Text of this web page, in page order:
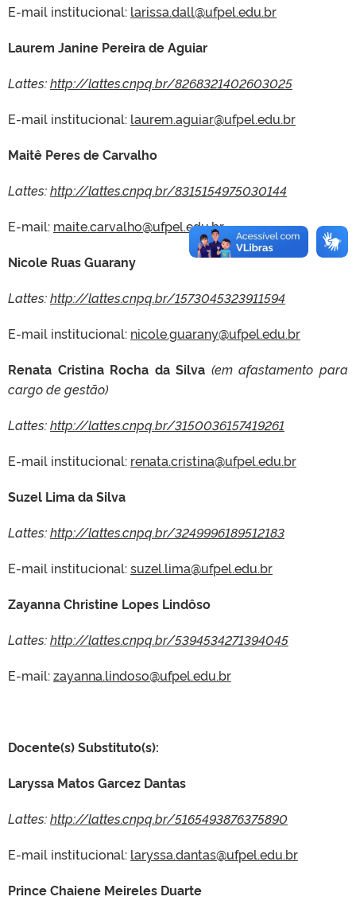
E-mail institucional: larissa.dall@ufpel.edu.br
Laurem Janine Pereira de Aguiar
Lattes:http://lattes.cnpq.br/8268321402603025
E-mail institucional: laurem.aguiar@ufpel.edu.br
Maitê Peres de Carvalho
Lattes:http://lattes.cnpq.br/8315154975030144
E-mail: maite.carvalho@ufpel.edu.br
Nicole Ruas Guarany
Lattes:http://lattes.cnpq.br/1573045323911594
E-mail institucional: nicole.guarany@ufpel.edu.br
Renata Cristina Rocha da Silva (em afastamento para
cargo de gestão)
Lattes:http://lattes.cnpq.br/3150036157419261
E-mail institucional: renata.cristina@ufpel.edu.br
Suzel Lima da Silva
Lattes:http://lattes.cnpq.br/3249996189512183
E-mail institucional:suzel.lima@ufpel.edu.br
Zayanna Christine Lopes Lindôso
Lattes:http://lattes.cnpq.br/5394534271394045
E-mail:zayanna.lindoso@ufpel.edu.br
Docente(s) Substituto(s):
Laryssa Matos Garcez Dantas
Lattes:http://lattes.cnpq.br/5165493876375890
E-mail institucional: laryssa.dantas@ufpel.edu.br
Prince Chaiene Meireles Duarte